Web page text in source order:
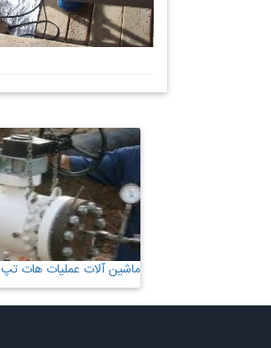
ماشین آلات عملیات هات تپ